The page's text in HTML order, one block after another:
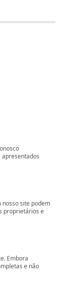
nosso site podem
proprietários e
Embora
e não